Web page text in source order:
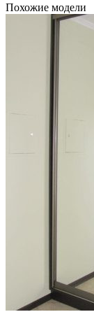
Похожие модели